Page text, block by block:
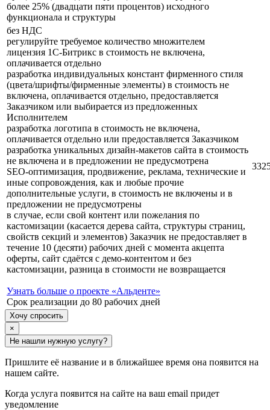
более 25% (двадцати пяти процентов) исходного
функционала и структуры
без НДС
регулируйте требуемое количество множителем
лицензия 1С-Битрикс в стоимость не включена,
оплачивается отдельно
разработка индивидуальных констант фирменного стиля
(цвета/шрифты/фирменные элементы) в стоимость не
включена, оплачивается отдельно, предоставляется
Заказчиком или выбирается из предложенных
Исполнителем
разработка логотипа в стоимость не включена,
оплачивается отдельно или предоставляется Заказчиком
разработка уникальных дизайн-макетов сайта в стоимость
не включена и в предложении не предусмотрена
SEO-оптимизация, продвижение, реклама, технические и
иные сопровождения, как и любые прочие
дополнительные услуги, в стоимость не включены и в
предложении не предусмотрены
в случае, если свой контент или пожелания по
кастомизации (касается дерева сайта, структуры страниц,
свойств секций и элементов) Заказчик не предоставляет в
течение 10 (десяти) рабочих дней с момента акцепта
оферты, сайт сдаётся с демо-контентом и без
кастомизации, разница в стоимости не возвращается
Узнать больше о проекте «Альденте»
Срок реализации до 80 рабочих дней
Хочу спросить
×
Не нашли нужную услугу?
Пришлите её название и в ближайшее время она появится на
нашем сайте.
Когда услуга появится на сайте на ваш email придет
уведомление